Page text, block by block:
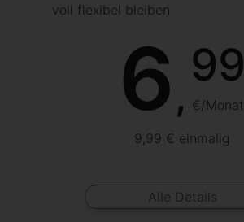
voll flexibel bleiben
6,
99
€/Monat
9,99 € einmalig
Alle Details